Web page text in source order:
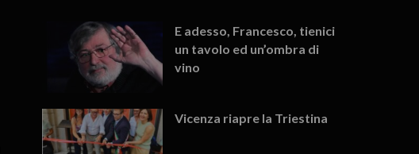
E adesso, Francesco, tienici
un tavolo ed un’ombra di
vino
Vicenza riapre la Triestina